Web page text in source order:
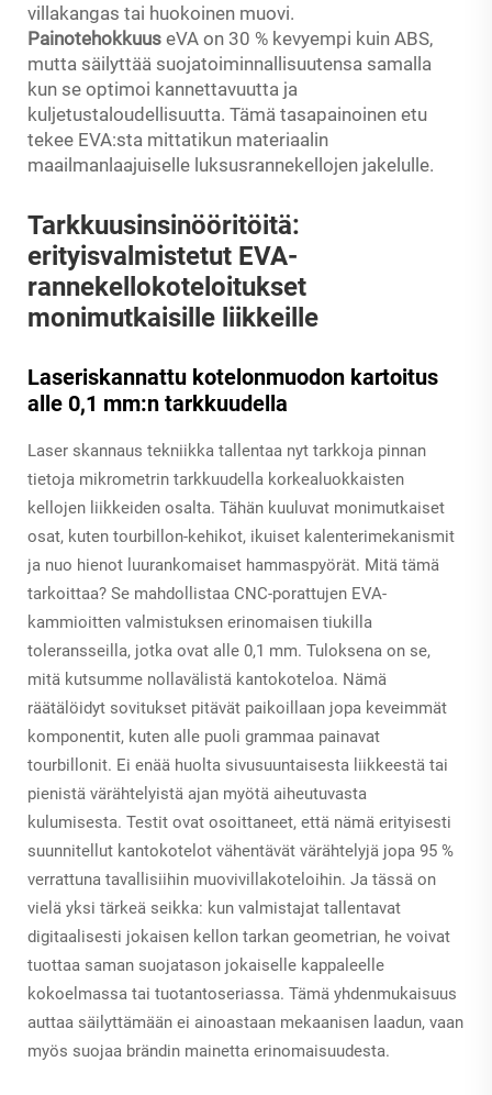
villakangas tai huokoinen muovi.
Painotehokkuus eVA on 30 % kevyempi kuin ABS,
mutta säilyttää suojatoiminnallisuutensa samalla
kun se optimoi kannettavuutta ja
kuljetustaloudellisuutta. Tämä tasapainoinen etu
tekee EVA:sta mittatikun materiaalin
maailmanlaajuiselle luksusrannekellojen jakelulle.
Tarkkuusinsinööritöitä:
erityisvalmistetut EVA-
rannekellokoteloitukset
monimutkaisille liikkeille
Laseriskannattu kotelonmuodon kartoitus
alle 0,1 mm:n tarkkuudella
Laser skannaus tekniikka tallentaa nyt tarkkoja pinnan
tietoja mikrometrin tarkkuudella korkealuokkaisten
kellojen liikkeiden osalta. Tähän kuuluvat monimutkaiset
osat, kuten tourbillon-kehikot, ikuiset kalenterimekanismit
ja nuo hienot luurankomaiset hammaspyörät. Mitä tämä
tarkoittaa? Se mahdollistaa CNC-porattujen EVA-
kammioitten valmistuksen erinomaisen tiukilla
toleransseilla, jotka ovat alle 0,1 mm. Tuloksena on se,
mitä kutsumme nollavälistä kantokoteloa. Nämä
räätälöidyt sovitukset pitävät paikoillaan jopa keveimmät
komponentit, kuten alle puoli grammaa painavat
tourbillonit. Ei enää huolta sivusuuntaisesta liikkeestä tai
pienistä värähtelyistä ajan myötä aiheutuvasta
kulumisesta. Testit ovat osoittaneet, että nämä erityisesti
suunnitellut kantokotelot vähentävät värähtelyjä jopa 95 %
verrattuna tavallisiihin muovivillakoteloihin. Ja tässä on
vielä yksi tärkeä seikka: kun valmistajat tallentavat
digitaalisesti jokaisen kellon tarkan geometrian, he voivat
tuottaa saman suojatason jokaiselle kappaleelle
kokoelmassa tai tuotantoseriassa. Tämä yhdenmukaisuus
auttaa säilyttämään ei ainoastaan mekaanisen laadun, vaan
myös suojaa brändin mainetta erinomaisuudesta.